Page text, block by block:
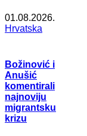
01.08.2026.
Hrvatska
Božinović i
Anušić
komentirali
najnoviju
migrantsku
krizu